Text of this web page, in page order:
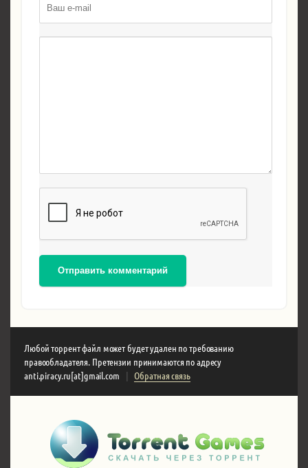
Отправить комментарий
Любой торрент файл может будет удален по требованию
правообладателя. Претензии принимаются по адресу
anti.piracy.ru[at]gmail.com
| Обратная связь